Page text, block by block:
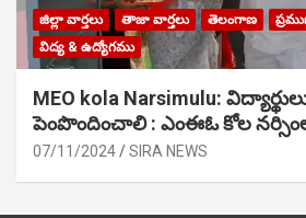
జిల్లా వార్తలు తాజా వార్తలు తెలంగాణ
విద్య & ఉద్యోగము
MEO kola Narsimulu:
పెంపొందించాలి : ఎంఈఓ కోల
07/11/2024 SIRA NEWS